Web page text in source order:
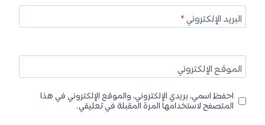
البريد الإلكتروني*
الموقع الإلكتروني
احفظ اسمي، بريدي الإلكتروني، والموقع الإلكتروني في هذا
المتصفح لاستخدامها المرة المقبلة في تعليقي.